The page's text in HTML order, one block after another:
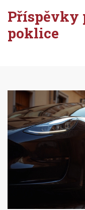
Příspěvky
poklice